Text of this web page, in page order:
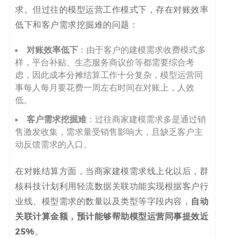
求。但过往的模型运营工作模式下，存在对账效率
低下和客户需求挖掘难的问题：
对账效率低下：由于客户的建模需求收费模式多
样，平台补贴、生态服务商议价等都需要综合考
虑，因此成本分摊结算工作十分复杂，模型运营同
事每人每月要花费一周左右时间在对账上，人效
低。
客户需求挖掘难：过往商家建模需求多是通过销
售激发收集，需求量受销售影响大，且缺乏客户主
动反馈需求的入口。
在对账结算方面，当商家建模需求线上化以后，群
核科技计划利用轻流数据关联功能实现根据客户行
业线、模型需求的数量以及类型等字段内容， 自动
关联计算金额，预计能够帮助模型运营同事提效近
25%。